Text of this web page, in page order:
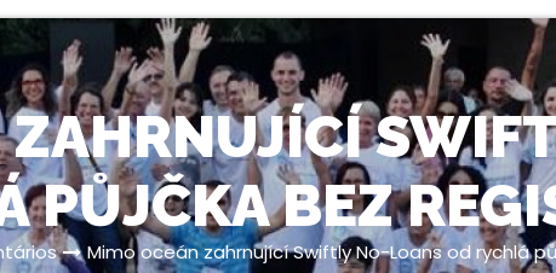
PŮJČKA BEZ
Mimo oceán zahrnující Swiftly No-Loans od rychlá